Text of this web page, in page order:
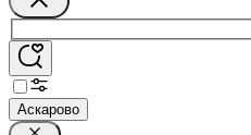
Аскарово